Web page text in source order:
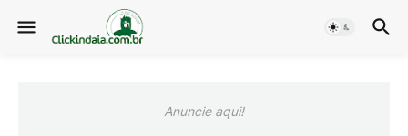
Anuncie aqui!